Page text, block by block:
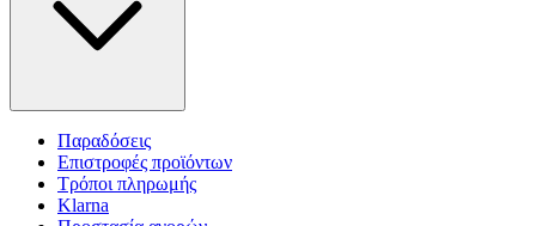
Παραδόσεις
Επιστροφές προϊόντων
Τρόποι πληρωμής
Klarna